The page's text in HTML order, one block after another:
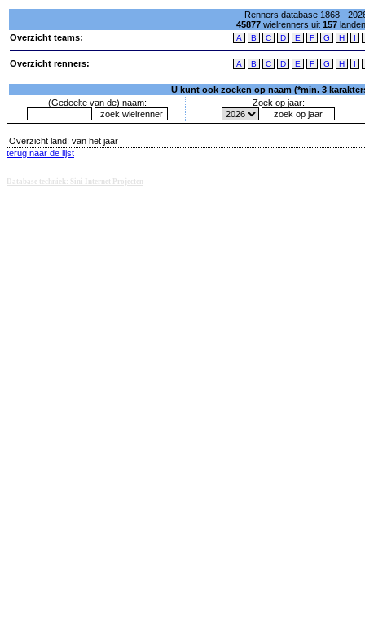
Renners database 1868 -
45877wielrenners uit 157
Overzicht teams:
A B C D E F G H I
Overzicht renners: A B C D E F G H I
U kunt ook zoeken op naam (*min. 3
(Gedeelte van de) naam:
Zoek op jaar:
Overzicht land: van het jaar
terug naar de lijst
Database techniek: Sini Internet Projecten